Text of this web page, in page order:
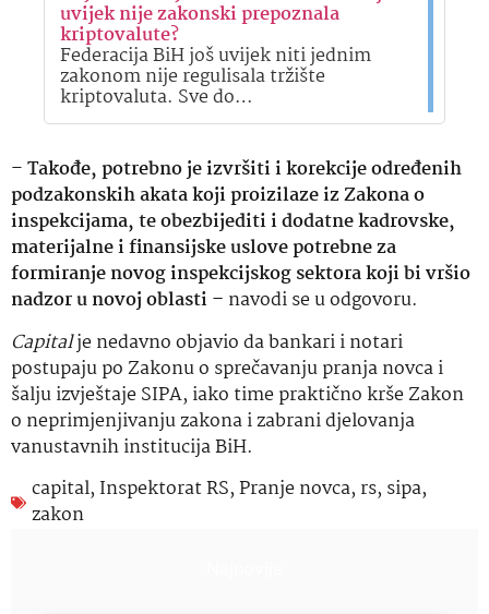
uvijek nije zakonski prepoznala
kriptovalute?
Federacija BiH još uvijek niti jednim
zakonom nije regulisala tržište
kriptovaluta. Sve do…
–Takođe, potrebno je izvršiti i korekcije određenih
podzakonskih akata koji proizilaze iz Zakona o
inspekcijama, te obezbijediti i dodatne kadrovske,
materijalne i finansijske uslove potrebne za
formiranje novog inspekcijskog sektora koji bi vršio
nadzor u novoj oblasti – navodi se u odgovoru.
Capitalje nedavno objavio da bankari i notari
postupaju po Zakonu o sprečavanju pranja novca i
šalju izvještaje SIPA, iako time praktično krše Zakon
o neprimjenjivanju zakona i zabrani djelovanja
vanustavnih institucija BiH.
capital, Inspektorat RS,Pranje novca, rs, sipa,
zakon